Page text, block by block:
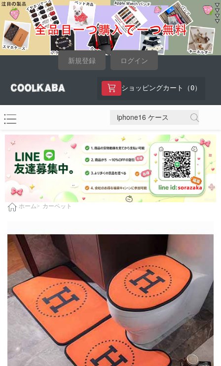
新規登録 ログイン
ショッピングカート（ 0）
ホーム> カーペット